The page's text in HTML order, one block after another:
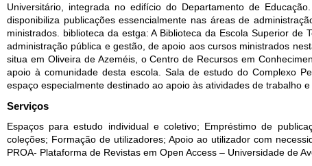
Universitário, integrada no edifício do Departamento de
disponibiliza publicações essencialmente nas áreas de
ministrados. biblioteca da estga: A Biblioteca da Escola Superior de
administração pública e gestão, de apoio aos cursos ministrados
situa em Oliveira de Azeméis, o Centro de Recursos em
apoio à comunidade desta escola. Sala de estudo do Complexo
espaço especialmente destinado ao apoio às atividades de trabalho e
Serviços
Espaços para estudo individual e coletivo; Empréstimo de
coleções; Formação de utilizadores; Apoio ao utilizador com
PROA- Plataforma de Revistas em Open Access – Universidade de